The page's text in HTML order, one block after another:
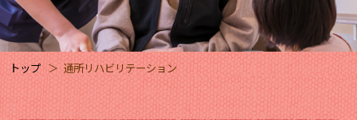
トップ 通所リハビリテーション